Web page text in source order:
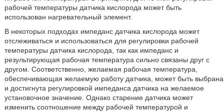
рабочей температуры датчика кислорода может быть
использован нагревательный элемент.
В некоторых подходах импеданс датчика кислорода может
отслеживаться и использоваться для регулировки рабочей
температуры датчика кислорода, так как импеданс и
результирующая рабочая температура сильно связаны друг с
другом. Соответственно, желаемая рабочая температура,
обеспечивающая желаемую работу датчика, может быть выбрана
и достигнута регулировкой импеданса датчика на желаемое
установочное значение. Однако старение датчика может
изменить соотношение между рабочей температурой и